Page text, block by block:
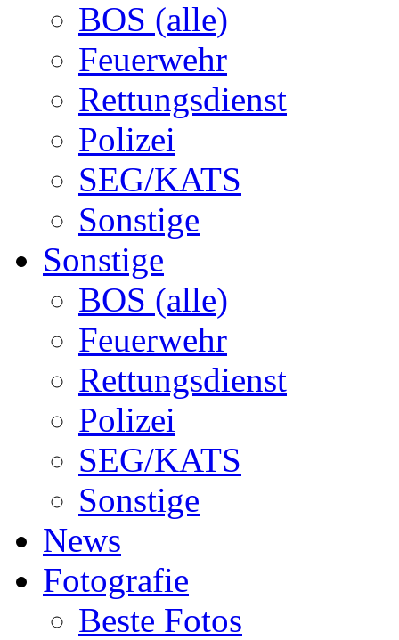
BOS (alle)
Feuerwehr
Rettungsdienst
Polizei
SEG/KATS
Sonstige
Sonstige
BOS (alle)
Feuerwehr
Rettungsdienst
Polizei
SEG/KATS
Sonstige
News
Fotografie
Beste Fotos